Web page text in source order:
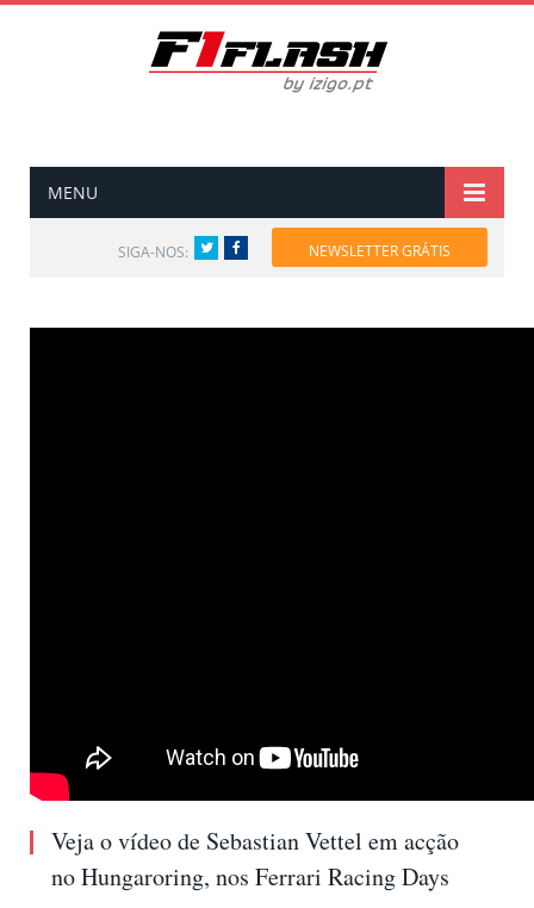
MENU
SIGA-NOS: TwitterFacebook NEWSLETTER GRÁTIS
Veja o vídeo de Sebastian Vettel em acção
no Hungaroring, nos Ferrari Racing Days